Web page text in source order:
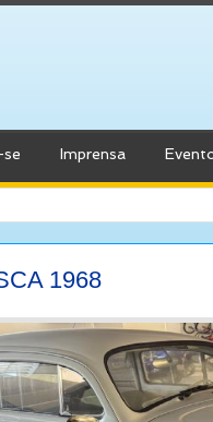
Imprensa
1968